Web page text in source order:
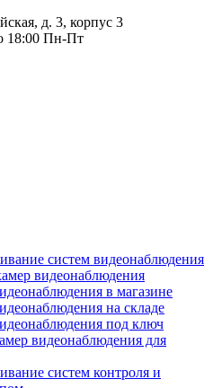
д. 3, корпус 3
18:00 Пн-Пт
систем видеонаблюдения
видеонаблюдения
в магазине
на складе
под ключ
видеонаблюдения для
систем контроля и